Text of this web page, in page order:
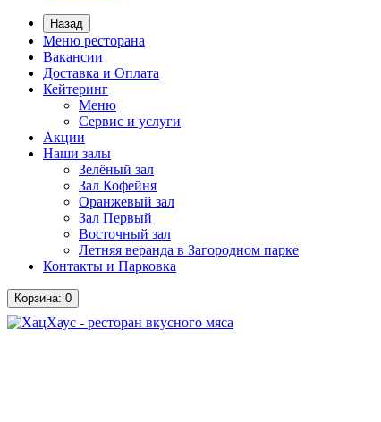
Назад
Меню ресторана
Вакансии
Доставка и Оплата
Кейтеринг
Меню
Сервис и услуги
Акции
Наши залы
Зелёный зал
Зал Кофейня
Оранжевый зал
Зал Первый
Восточный зал
Летняя веранда в Загородном парке
Контакты и Парковка
Корзина: 0